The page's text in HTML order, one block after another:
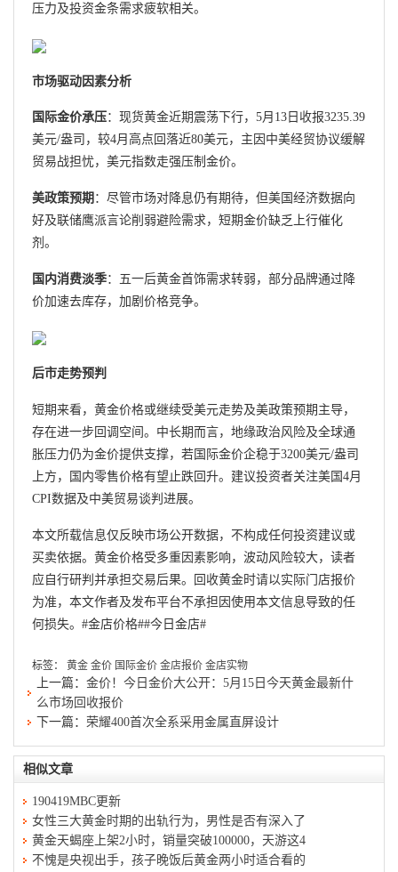
压力及投资金条需求疲软相关。
市场驱动因素分析
国际金价承压：现货黄金近期震荡下行，5月13日收报3235.39
美元/盎司，较4月高点回落近80美元，主因中美经贸协议缓解
贸易战担忧，美元指数走强压制金价。
美政策预期 ：尽管市场对降息仍有期待，但美国经济数据向
好及联储鹰派言论削弱避险需求，短期金价缺乏上行催化
剂。
国内消费淡季：五一后黄金首饰需求转弱，部分品牌通过降
价加速去库存，加剧价格竞争。
后市走势预判
短期来看，黄金价格或继续受美元走势及美政策预期主导，
存在进一步回调空间。中长期而言，地缘政治风险及全球通
胀压力仍为金价提供支撑，若国际金价企稳于3200美元/盎司
上方，国内零售价格有望止跌回升。建议投资者关注美国4月
CPI数据及中美贸易谈判进展。
本文所载信息仅反映市场公开数据，不构成任何投资建议或
买卖依据。黄金价格受多重因素影响，波动风险较大，读者
应自行研判并承担交易后果。回收黄金时请以实际门店报价
为准，本文作者及发布平台不承担因使用本文信息导致的任
何损失。 #金店价格##今日金店#
标签： 黄金 金价 国际金价 金店报价 金店实物
上一篇： 金价！今日金价大公开：5月15日今天黄金最新什
么市场回收报价
下一篇： 荣耀400首次全系采用金属直屏设计
相似文章
190419MBC更新
女性三大黄金时期的出轨行为，男性是否有深入了
黄金天蝎座上架2小时，销量突破100000，天游这4
不愧是央视出手，孩子晚饭后黄金两小时适合看的